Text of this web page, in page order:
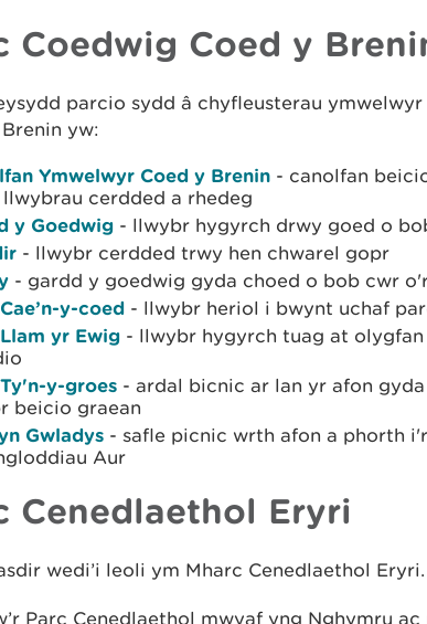
Coedwig Coed y
parcio sydd â chyfleusterau
yw:
Ymwelwyr Coed y Brenin - canolfan
cerdded a rhedeg
y Goedwig - llwybr hygyrch drwy goed o
- llwybr cerdded trwy hen chwarel gopr
- gardd y goedwig gyda choed o bob cwr
y-coed - llwybr heriol i bwynt uchaf
yr Ewig - llwybr hygyrch tuag at
y-groes - ardal bicnic ar lan yr afon
beicio graean
Gwladys - safle picnic wrth afon a phorth
Aur
Cenedlaethol Eryri
wedi’i leoli ym Mharc Cenedlaethol Eryri.
Parc Cenedlaethol mwyaf yng Nghymru